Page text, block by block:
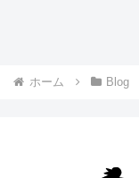
ホーム Blog